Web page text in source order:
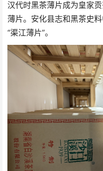
汉代时黑茶薄片成为皇家
薄片。安化县志和黑茶史
“渠江薄片”。